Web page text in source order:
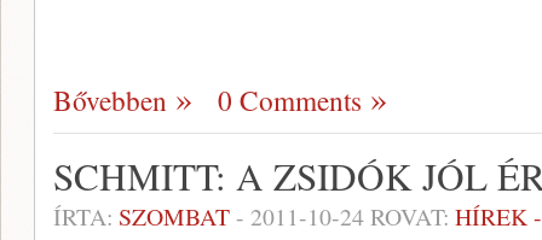
Bővebben 0 Comments
SCHMITT: A ZSIDÓK JÓL
ÍRTA: SZOMBAT- 2011-10-24ROVAT: HÍREK